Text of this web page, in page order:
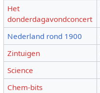
Het
donderdagavondconcert
Nederland rond 1900
Zintuigen
Science
Chem-bits